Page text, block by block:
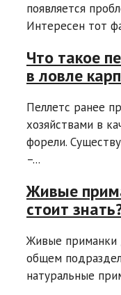
появляется
Интересен тот
Что такое
в ловле
Пеллетс ранее
хозяйствами в
форели.
–...
Живые
стоит
Живые приманки
общем
натуральные